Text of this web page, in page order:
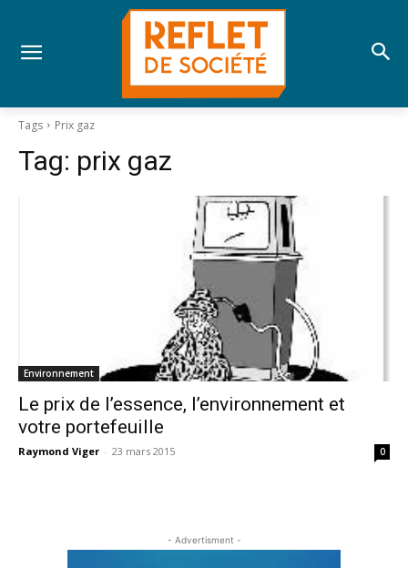
Tags Prix gaz
Tag: prix gaz
Environnement
Le prix de l’essence, l’environnement et
votre portefeuille
Raymond Viger - 23 mars 2015 0
- Advertisment -